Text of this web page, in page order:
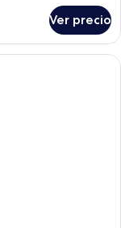
Ver precio